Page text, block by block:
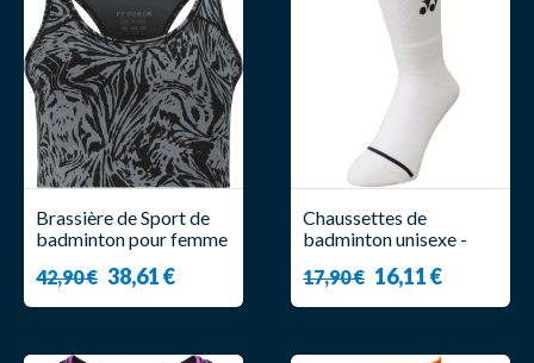
Brassière de Sport de
badminton pour femme
42,90 € 38,61 €
Chaussettes de
badminton unisexe -
Axelsen Blanc/Noir -
Yonex
17,90 € 16,11 €